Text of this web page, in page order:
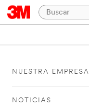
NUESTRA EMPRESA
NOTICIAS